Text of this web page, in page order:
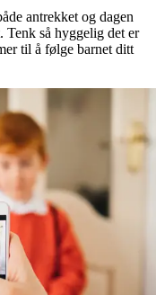
antrekket og dagen
så hyggelig det er
til å følge barnet ditt